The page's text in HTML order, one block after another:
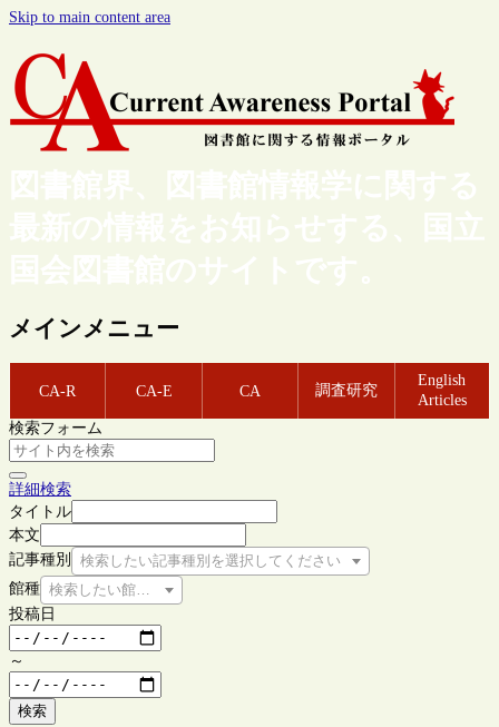
Skip to main content area
図書館界、図書館情報学に関する
最新の情報をお知らせする、国立
国会図書館のサイトです。
メインメニュー
CA-R CA-E CA 調査研究
English
Articles
検索フォーム
詳細検索
タイトル
本文
記事種別
検索したい記事種別を選択してください
館種 検索したい館種を選択してください
投稿日
～
検索